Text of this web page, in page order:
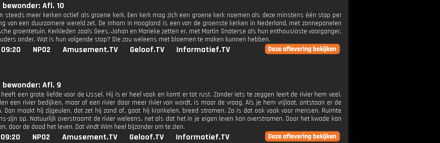
Afl. 10
steeds meer kerken actief als groene kerk. Een kerk mag zich een groene kerk noemen als deze minstens één stap per
van een duurzamere wereld zet. De Inham in Hoogland is een van de groenste kerken in Nederland, met zonnepanelen
groentetuin. Kerkleden zoals Gees, Johan en Marieke zetten er, met Martin Snaterse als hun enthousiaste voorganger,
onder. Wat is hun volgende stap? Die zou weleens met bloemen te maken kunnen hebben.
NPO2 Amusement.TV Geloof.TV Informatief.TV
bewonder: Afl. 9
heeft een grote liefde voor de IJssel. Hij is er heel vaak en komt er tot rust. Zonder iets te zeggen leert de rivier hem veel.
een rivier bedijken, maar of een rivier daar meer rivier van wordt, is maar de vraag. Als je hem vrijlaat, ontstaan er de
Dan maakt hij zijgeulen, dat zet hij zand af, gaat hij kronkelen, breed stromen. Zo is dat ook vaak voor mensen. Ruimte
zijn op. Natuurlijk overstroomt de rivier weleens, net als dat het in je eigen leven kan overstromen. Door het kwade kan
door de dood het leven. Dat vindt Wim heel bijzonder om te zien.
NPO2 Amusement.TV Geloof.TV Informatief.TV